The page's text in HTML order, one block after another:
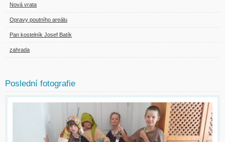
Nová vrata
Opravy poutního areálu
Pan kostelník Josef Batík
zahrada
Poslední fotografie